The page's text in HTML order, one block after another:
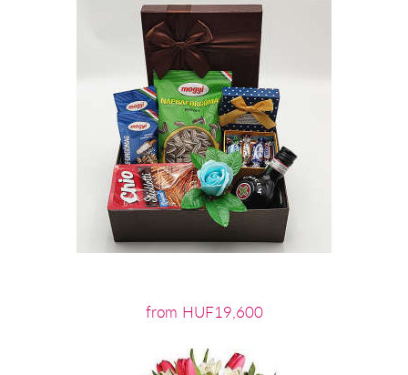
from HUF19,600